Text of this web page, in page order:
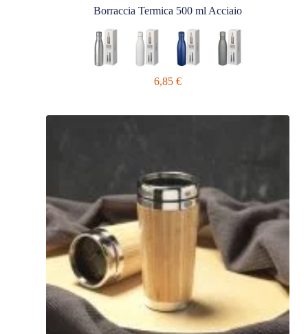
Borraccia Termica 500 ml Acciaio
6,85 €